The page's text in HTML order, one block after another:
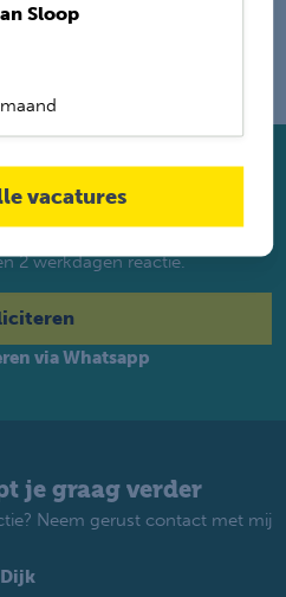
Sloop
vacatures
dan toch je gegevens
2 werkdagen reactie.
via Whatsapp
je graag verder
Neem gerust contact met mij